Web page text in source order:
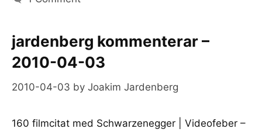
jardenberg kommenterar –
2010-04-03
2010-04-03 by Joakim Jardenberg
160 filmcitat med Schwarzenegger | Videofeber –